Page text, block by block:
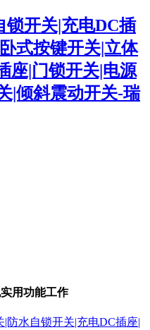
用功能工作
|防水自锁开关|充电DC插座|